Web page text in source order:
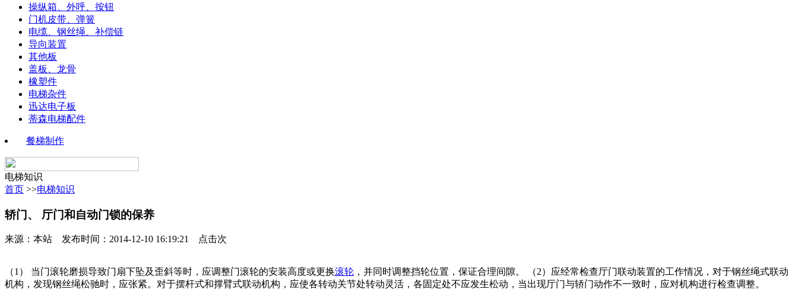
操纵箱、外呼、按钮
门机皮带、弹簧
电缆、钢丝绳、补偿链
导向装置
其他板
盖板、龙骨
橡塑件
电梯杂件
迅达电子板
蒂森电梯配件
餐梯制作
电梯知识
首页 >>电梯知识
轿门、 厅门和自动门锁的保养
来源：本站 发布时间：2014-12-10 16:19:21 点击次
（1） 当门滚轮磨损导致门扇下坠及歪斜等时，应调整门滚轮的安装高度或更换滚轮 ，并同时调整挡轮位置，保证合理间隙。 （2）应经常检查厅门联动装置的工作情况，对于钢丝绳式联动
机构，发现钢丝绳松驰时，应张紧。对于摆杆式和撑臂式联动机构，应使各转动关节处转动灵活，各固定处不应发生松动，当出现厅门与轿门动作不一致时，应对机构进行检查调整。